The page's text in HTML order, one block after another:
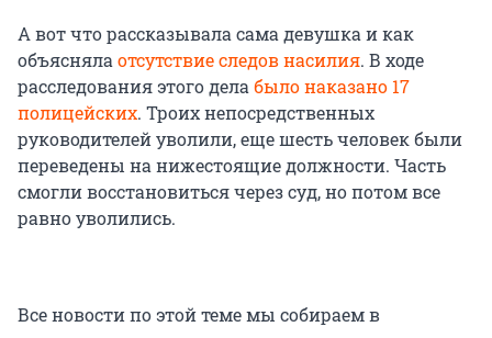
А вот что рассказывала сама девушка и как
объяснялаотсутствие следов насилия. В ходе
расследования этого делабыло наказано 17
полицейских. Троих непосредственных
руководителей уволили, еще шесть человек были
переведены на нижестоящие должности. Часть
смогли восстановиться через суд, но потом все
равно уволились.
Все новости по этой теме мы собираем в